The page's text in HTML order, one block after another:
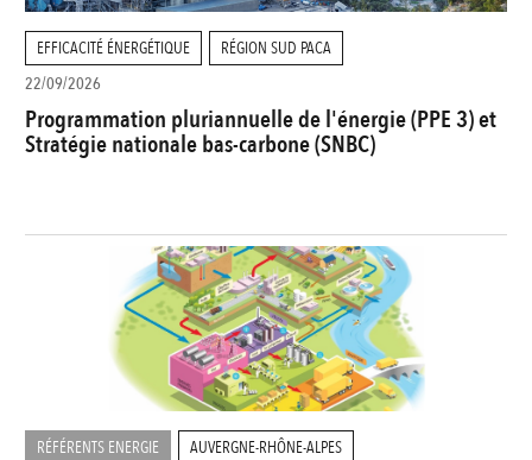
EFFICACITÉ ÉNERGÉTIQUE
RÉGION SUD PACA
22/09/2026
Programmation pluriannuelle de l'énergie (PPE 3) et
Stratégie nationale bas-carbone (SNBC)
RÉFÉRENTS ENERGIE
AUVERGNE-RHÔNE-ALPES